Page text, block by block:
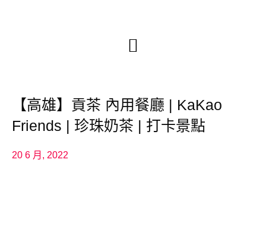
【高雄】貢茶 內用餐廳 | KaKao
Friends | 珍珠奶茶 | 打卡景點
20 6 月, 2022